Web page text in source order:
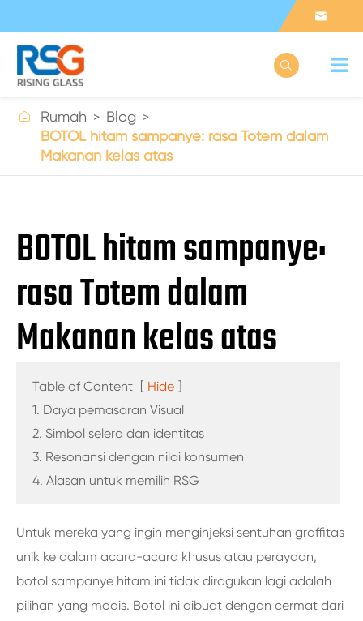


 Rumah
Blog
BOTOL hitam sampanye: rasa Totem dalam
Makanan kelas atas
BOTOL hitam sampanye:
rasa Totem dalam
Makanan kelas atas
Table of Content [ Hide ]
1. Daya pemasaran Visual
2. Simbol selera dan identitas
3. Resonansi dengan nilai konsumen
4. Alasan untuk memilih RSG
Untuk mereka yang ingin menginjeksi sentuhan graffitas
unik ke dalam acara-acara khusus atau perayaan,
botol sampanye hitam ini tidak diragukan lagi adalah
pilihan yang modis. Botol ini dibuat dengan cermat dari